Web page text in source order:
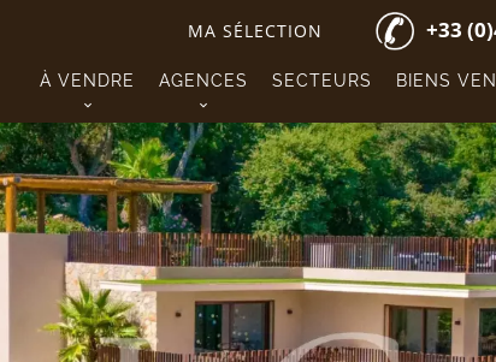
MA SÉLECTION +33
À VENDRE AGENCES SECTEURS BIENS